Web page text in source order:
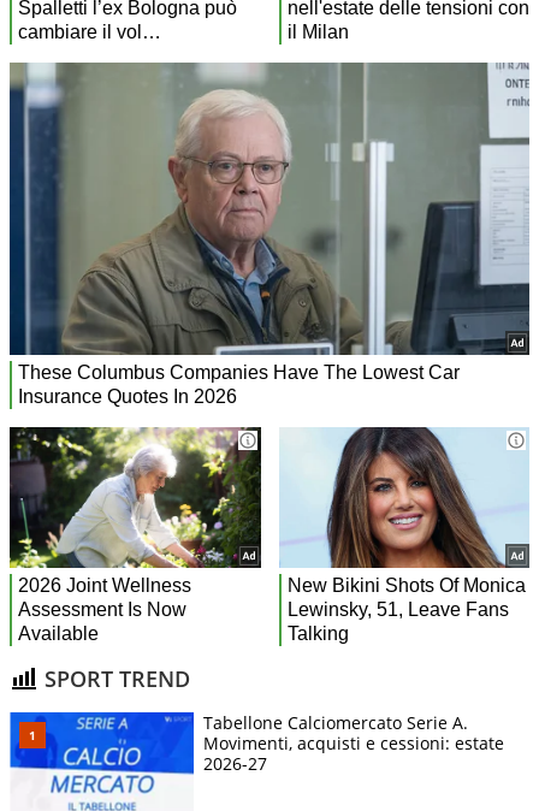
SPORT TREND
Tabellone Calciomercato Serie A.
Movimenti, acquisti e cessioni: estate
2026-27